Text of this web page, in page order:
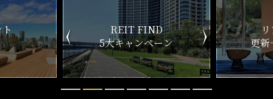
ン
リアルタイム
更新一覧チェック
新